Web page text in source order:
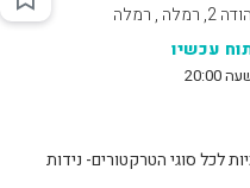
רמלה , רמלה
עכשיו
לכל סוגי הטרקטורים- נידות